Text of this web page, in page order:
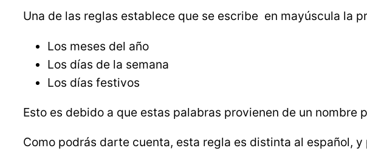
Una de las reglas establece que se escribe en mayúscula la
Los meses del año
Los días de la semana
Los días festivos
Esto es debido a que estas palabras provienen de un
Como podrás darte cuenta, esta regla es distinta al español,